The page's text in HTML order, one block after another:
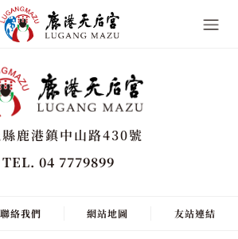
縣鹿港鎮中山路430號
TEL. 04 7779899
聯絡我們 網站地圖 友站連結